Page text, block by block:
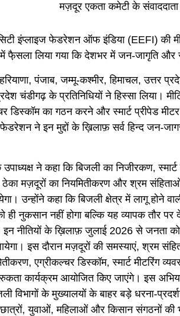
मज़दूर एकता कमेटी के संवाददाता
इंप्लाइज फेडरेशन ऑफ इंडिया (EEFI) की
फै़सला लिया गया कि देशभर में जन-जागृति और
पंजाब, जम्मू-कश्मीर, हिमाचल, उत्तर
चंडीगढ़ के प्रतिनिधियों ने हिस्सा लिया।
डिस्कॉम का गठन करने और स्मार्ट प्रीपेड
ने इन मुद्दों के ख़िलाफ़ सर्व हिन्द जन-
ने कहा कि बिजली का निजीरकण, स्मार्ट
मज़दूरों का नियमितीकरण और श्रम
उन्होंने कहा कि बिजली क्षेत्र में लागू होने
ही नुकसान नहीं होगा बल्कि यह व्यापक तौर
इन नीतियों के ख़िलाफ़ जुलाई 2026 से जनता
इस दौरान मज़दूरों की समस्याएं, श्रम
एग्रीकल्चर डिस्कॉम, स्मार्ट मीटरिंग
कार्यक्रम आयोजित किए जाएंगे। इस
विभागों के मुख्यालयों के बाहर बड़े धरना-
छात्रों, युवाओं, महिलाओं और किसान संगठनों की